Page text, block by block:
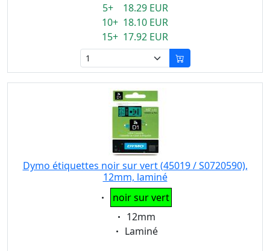
5+ 18.29 EUR
10+ 18.10 EUR
15+ 17.92 EUR
Dymo étiquettes noir sur vert (45019 / S0720590),
12mm, laminé
Eigenschaft:
noir sur vert
Eigenschaft:
12mm
Eigenschaft:
Laminé